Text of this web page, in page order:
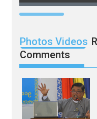
Photos Videos
Comments